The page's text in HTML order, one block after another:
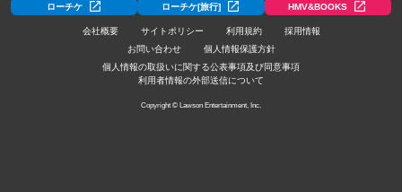
ローチケ ローチケ[旅行] HMV&BOOKS
会社概要 サイトポリシー 利用規約
採用情報
お問い合わせ
個人情報保護方針
個人情報の取扱いに関する公表事項及び同意事項
利用者情報の外部送信について
Copyright © Lawson Entertainment, Inc.